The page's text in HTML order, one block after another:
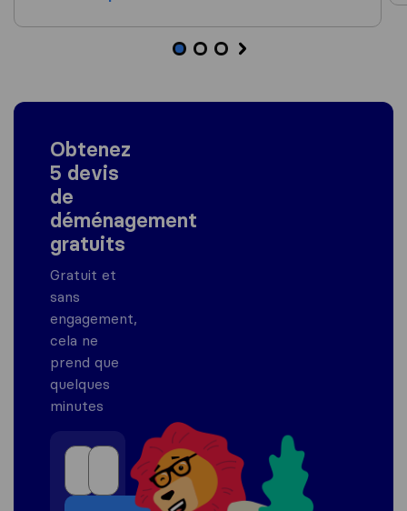
Obtenez
5 devis
de
déménagement
gratuits
Gratuit et
sans
engagement,
cela ne
prend que
quelques
minutes